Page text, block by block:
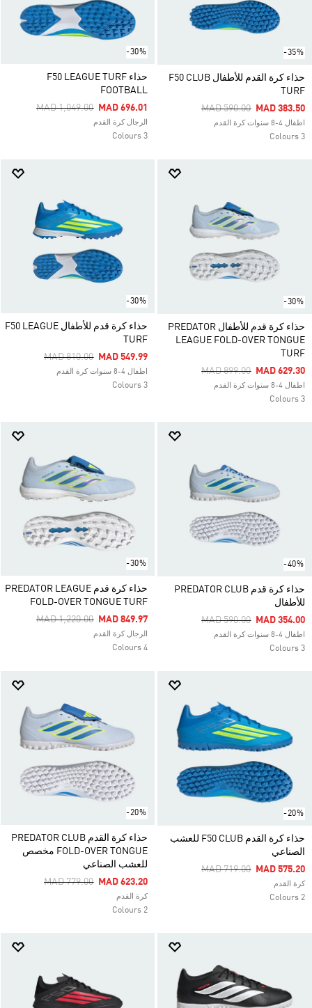
-35%
حذاء كرة القدم للأطفال F50 CLUB
TURF
Price Reduced From
MAD 590.00ToMAD 383.50
اطفال 4-8 سنوات كرة القدم
3 Colours
-30%
حذاء F50 LEAGUE TURF
FOOTBALL
Price Reduced From
MAD 1,049.00ToMAD 696.01
الرجال كرة القدم
3 Colours
-30%
حذاء كرة قدم للأطفال PREDATOR
LEAGUE FOLD-OVER TONGUE
TURF
Price Reduced From
MAD 899.00ToMAD 629.30
اطفال 4-8 سنوات كرة القدم
3 Colours
-30%
حذاء كرة قدم للأطفال F50 LEAGUE
TURF
Price Reduced From
MAD 810.00ToMAD 549.99
اطفال 4-8 سنوات كرة القدم
3 Colours
-40%
حذاء كرة قدم PREDATOR CLUB
للأطفال
Price Reduced From
MAD 590.00ToMAD 354.00
اطفال 4-8 سنوات كرة القدم
3 Colours
-30%
حذاء كرة قدم PREDATOR LEAGUE
FOLD-OVER TONGUE TURF
Price Reduced From
MAD 1,220.00ToMAD 849.97
الرجال كرة القدم
4 Colours
-20%
حذاء كرة القدم F50 CLUB للعشب
الصناعي
Price Reduced From
MAD 719.00ToMAD 575.20
كرة القدم
2 Colours
-20%
حذاء كرة القدم PREDATOR CLUB
FOLD-OVER TONGUE مخصص
للعشب الصناعي
Price Reduced From
MAD 779.00ToMAD 623.20
كرة القدم
2 Colours